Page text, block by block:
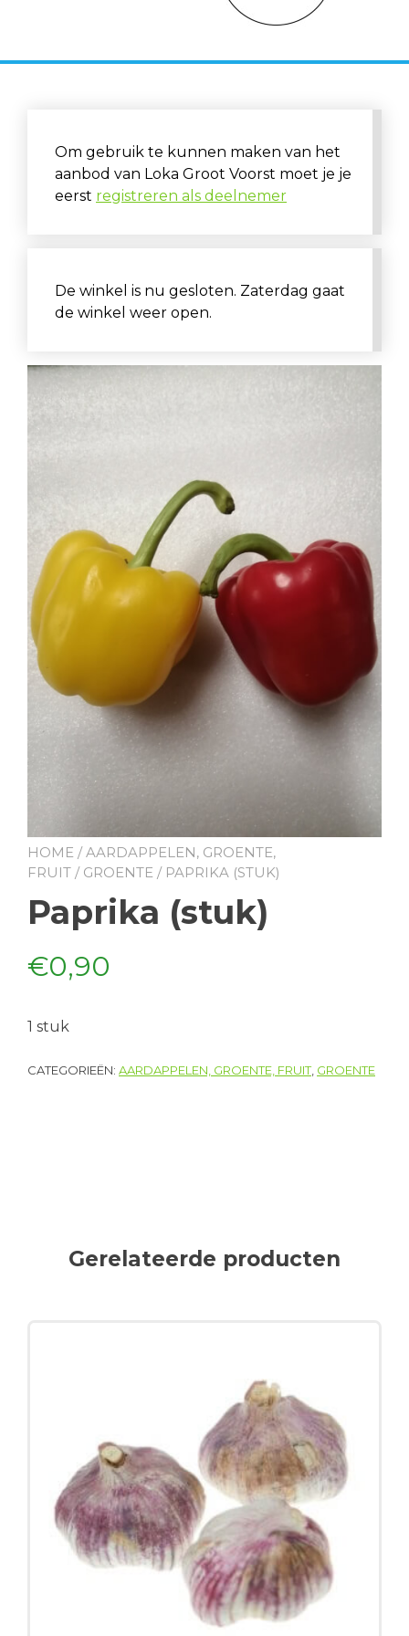
Om gebruik te kunnen maken van het
aanbod van Loka Groot Voorst moet je je
eerst registreren als deelnemer
De winkel is nu gesloten. Zaterdag gaat
de winkel weer open.
HOME /AARDAPPELEN, GROENTE,
FRUIT / GROENTE / PAPRIKA (STUK)
Paprika (stuk)
€0,90
1 stuk
CATEGORIEËN: AARDAPPELEN, GROENTE, FRUIT, GROENTE
Gerelateerde producten